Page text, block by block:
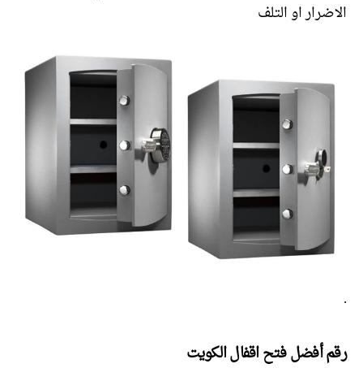
الاضرار او التلف
.
رقم أفضل فتح اقفال الكويت